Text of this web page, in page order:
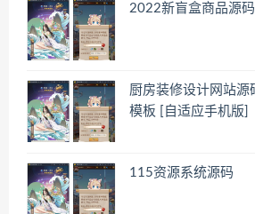
2022新盲盒商品源
厨房装修设计网站源
模板 [自适应手机版]
115资源系统源码